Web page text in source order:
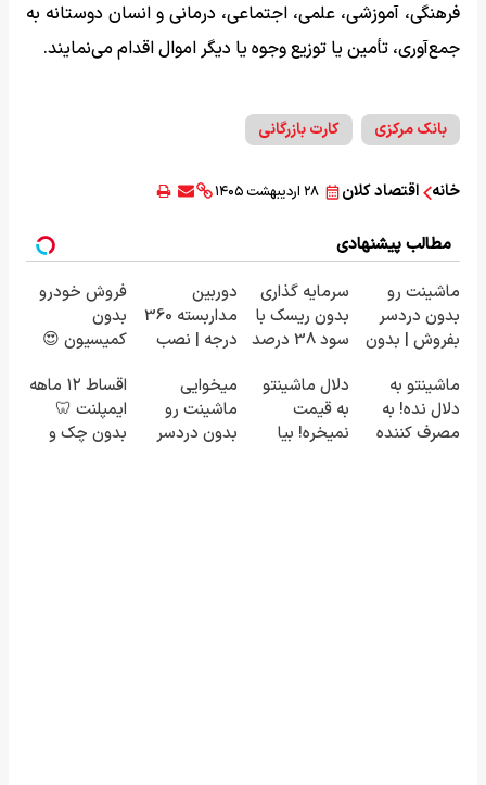
فرهنگی، آموزشی، علمی، اجتماعی، درمانی و انسان دوستانه به
جمع‌آوری، تأمین یا توزیع وجوه یا دیگر اموال اقدام می‌نمایند.
بانک مرکزی کارت بازرگانی
خانه اقتصاد کلان ۲۸ اردیبهشت ۱۴۰۵
مطالب پیشنهادی
ماشینت رو
بدون دردسر
بفروش | بدون
سرمایه گذاری
بدون ریسک با
سود 38 درصد
دوربین
مداربسته 360
درجه | نصب
فروش خودرو
بدون
کمیسیون 😍
ماشینتو به
دلال نده! به
مصرف کننده
دلال ماشینتو
به قیمت
نمیخره! بیا
میخوایی
ماشینت رو
بدون دردسر
اقساط ۱۲ ماهه
ایمپلنت 🦷
بدون چک و